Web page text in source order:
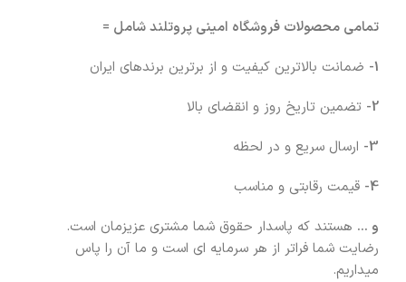
تمامی محصولات فروشگاه امینی پروتلند شامل =
1- ضمانت بالاترین کیفیت و از برترین برندهای ایران
2- تضمین تاریخ روز و انقضای بالا
3- ارسال سریع و در لحظه
4- قیمت رقابتی و مناسب
و … هستند که پاسدار حقوق شما مشتری عزیزمان است.
رضایت شما فراتر از هر سرمایه ای است و ما آن را پاس
میداریم.